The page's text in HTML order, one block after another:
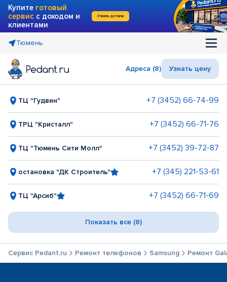
Купите готовый
сервис с доходом и
клиентами
Узнать детали
Тюмень
Адреса (8) Узнать цену
ТЦ "Гудвин" +7 (3452) 66-74-99
ТРЦ "Кристалл" +7 (3452) 66-71-76
ТЦ "Тюмень Сити Молл" +7 (3452) 39-72-87
остановка "ДК Строитель" +7 (345) 221-53-61
ТЦ "Арсиб" +7 (3452) 66-71-69
Показать все (8)
Сервис Pedant.ru Ремонт телефонов Samsung Ремонт